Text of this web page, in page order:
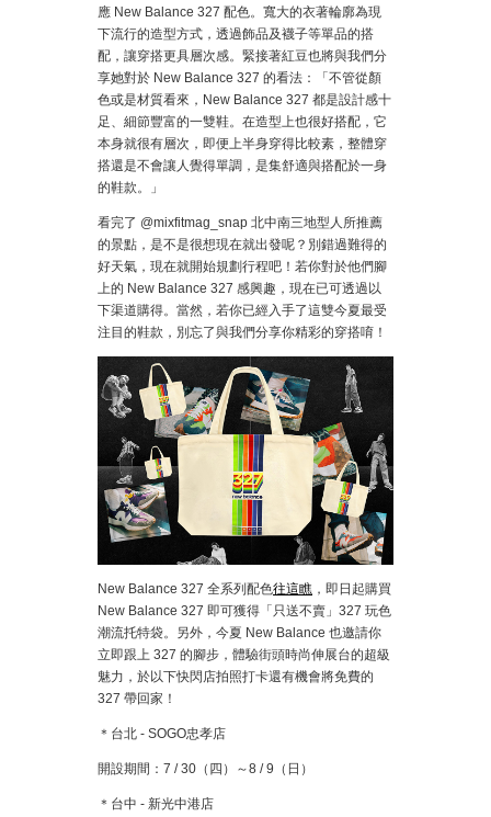
應 New Balance 327 配色。寬大的衣著輪廓為現
下流行的造型方式，透過飾品及襪子等單品的搭
配，讓穿搭更具層次感。緊接著紅豆也將與我們分
享她對於 New Balance 327 的看法：「不管從顏
色或是材質看來，New Balance 327 都是設計感十
足、細節豐富的一雙鞋。在造型上也很好搭配，它
本身就很有層次，即便上半身穿得比較素，整體穿
搭還是不會讓人覺得單調，是集舒適與搭配於一身
的鞋款。」
看完了 @mixfitmag_snap 北中南三地型人所推薦
的景點，是不是很想現在就出發呢？別錯過難得的
好天氣，現在就開始規劃行程吧！若你對於他們腳
上的 New Balance 327 感興趣，現在已可透過以
下渠道購得。當然，若你已經入手了這雙今夏最受
注目的鞋款，別忘了與我們分享你精彩的穿搭唷！
New Balance 327 全系列配色往這瞧 ，即日起購買
New Balance 327 即可獲得「只送不賣」327 玩色
潮流托特袋。另外，今夏 New Balance 也邀請你
立即跟上 327 的腳步，體驗街頭時尚伸展台的超級
魅力，於以下快閃店拍照打卡還有機會將免費的
327 帶回家！
＊台北 - SOGO忠孝店
開設期間：7 / 30（四）～8 / 9（日）
＊台中 - 新光中港店